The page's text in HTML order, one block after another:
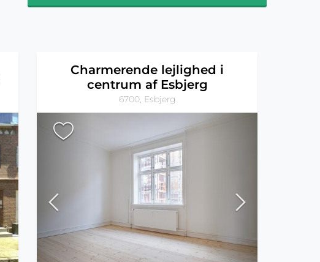
Charmerende lejlighed i
centrum af Esbjerg
6700, Esbjerg